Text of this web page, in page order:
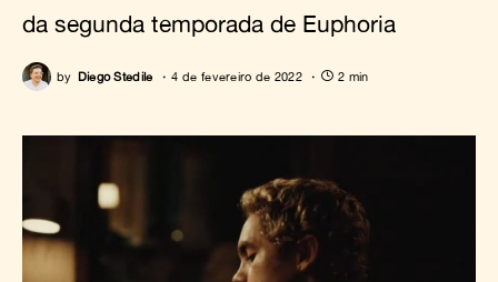
da segunda temporada de Euphoria
by Diego Stedile 4 de fevereiro de 2022 2 min